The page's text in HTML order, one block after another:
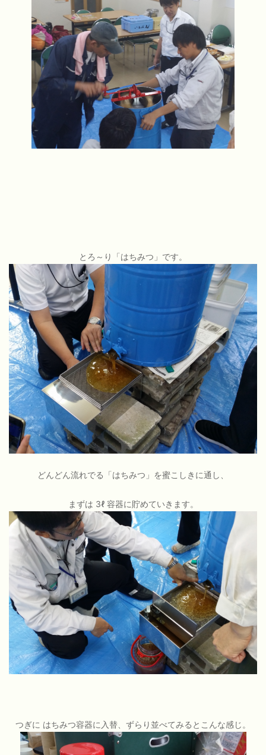
とろ～り「はちみつ」です。
どんどん流れでる「はちみつ」を蜜こしきに通し、
まずは 3ℓ 容器に貯めていきます。
つぎに はちみつ容器に入替、ずらり並べてみるとこんな感じ。